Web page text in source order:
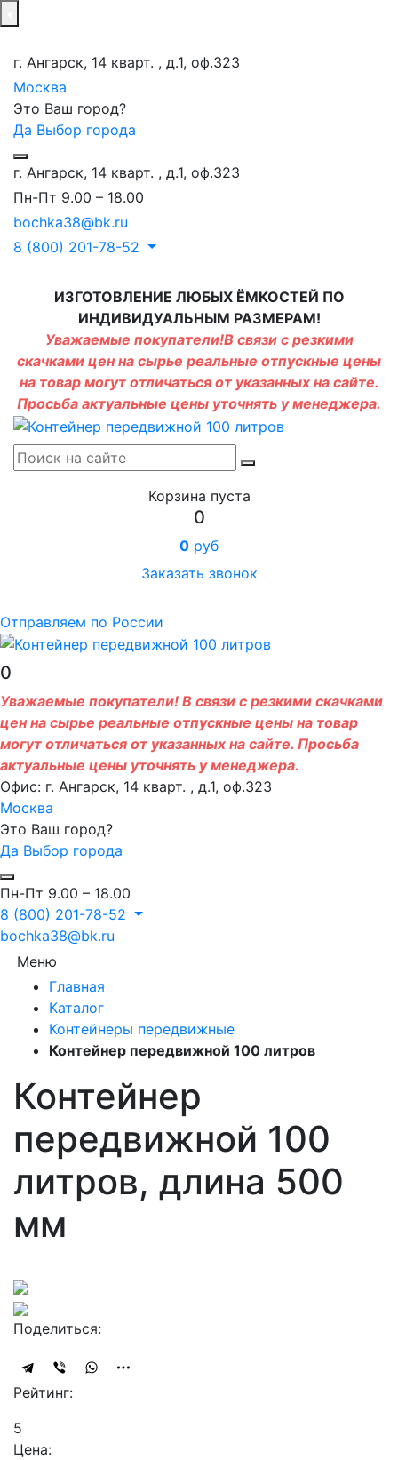
г. Ангарск, 14 кварт. , д.1, оф.323
Москва
Это Ваш город?
Да Выбор города
г. Ангарск, 14 кварт. , д.1, оф.323
Пн-Пт 9.00 – 18.00
bochka38@bk.ru
8 (800) 201-78-52
ИЗГОТОВЛЕНИЕ ЛЮБЫХ ЁМКОСТЕЙ ПО
ИНДИВИДУАЛЬНЫМ РАЗМЕРАМ!
Уважаемые покупатели!В связи с резкими
скачками цен на сырье реальные отпускные цены
на товар могут отличаться от указанных на сайте.
Просьба актуальные цены уточнять у менеджера.
Корзина пуста
0
0 руб
Заказать звонок
Отправляем по России
0
Уважаемые покупатели! В связи с резкими скачками
цен на сырье реальные отпускные цены на товар
могут отличаться от указанных на сайте. Просьба
актуальные цены уточнять у менеджера.
Офис: г. Ангарск, 14 кварт. , д.1, оф.323
Москва
Это Ваш город?
Да Выбор города
Пн-Пт 9.00 – 18.00
8 (800) 201-78-52
bochka38@bk.ru
Меню
Главная
Каталог
Контейнеры передвижные
Контейнер передвижной 100 литров
Контейнер
передвижной 100
литров, длина 500
мм
Поделиться:
Рейтинг:
5
Цена: